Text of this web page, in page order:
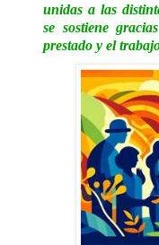
unidas a las
se sostiene
prestado y el